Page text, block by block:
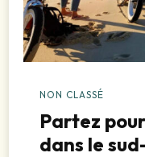
NON CLASSÉ
Partez
dans le